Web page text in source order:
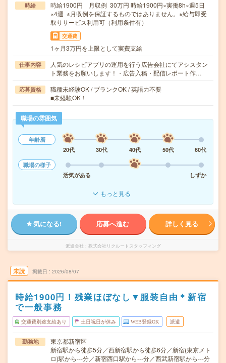
時給
時給1900円 月収例 30万円 時給1900円×実働8h×週5日
×4週 ※月収例を保証するものではありません。※給与即受
取りサービス利用可（利用条件有）
交通費
1ヶ月3万円を上限として実費支給
仕事内容
人気のレシピアプリの運用を行う広告会社にてアシスタン
ト業務をお願いします！・広告入稿・配信レポート作…
応募資格
職種未経験OK / ブランクOK / 英語力不要
■未経験OK！
職場の雰囲気
年齢層
20代
30代 40代 50代
60代
職場の様子
活気がある
しずか
もっと見る
気になる! 応募へ進む 詳しく見る
派遣会社 株式会社リクルートスタッフィング
未読 掲載日 2026/08/07
時給1900円！残業ほぼなし▼服装自由＊新宿
で一般事務
交通費別途支給あり 土日祝日が休み WEB登録OK 派遣
勤務地
東京都新宿区
新宿駅から徒歩5分／西新宿駅から徒歩6分／新宿(東京メト
ロ)駅から---分／新宿西口駅から---分／西武新宿駅から---分